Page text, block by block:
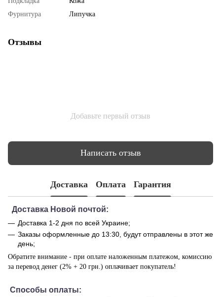
Фурнитура
Липучка
Отзывы
Добавьте первый отзыв
Написать отзыв
Доставка Оплата Гарантия
Доставка Новой почтой:
Доставка 1-2 дня по всей Украине;
Заказы оформленные до 13:30, будут отправлены в этот же
день;
Обратите внимание - при оплате наложенным платежом, комиссию
за перевод денег (2% + 20 грн.) оплачивает покупатель!
Способы оплаты: